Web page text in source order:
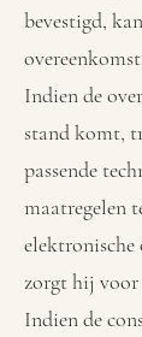
bevestigd,
Indien de
stand komt,
passende
maatregelen
elektronische
zorgt hij voor
Indien de